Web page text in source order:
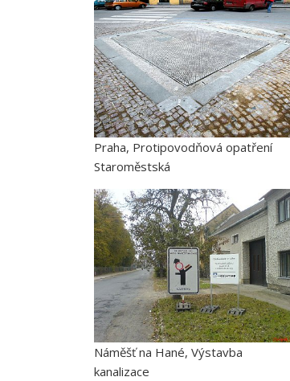
Praha, Protipovodňová opatření
Staroměstská
Náměšť na Hané, Výstavba
kanalizace